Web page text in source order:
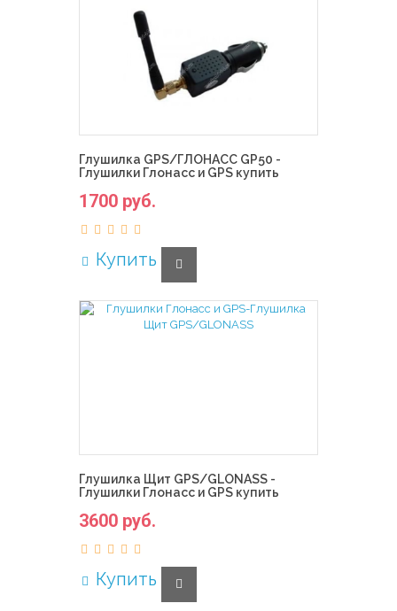
Глушилка GPS/ГЛОНАСС GP50 -
Глушилки Глонасс и GPS купить
1700 руб.
Купить
Глушилка Щит GPS/GLONASS -
Глушилки Глонасс и GPS купить
3600 руб.
Купить